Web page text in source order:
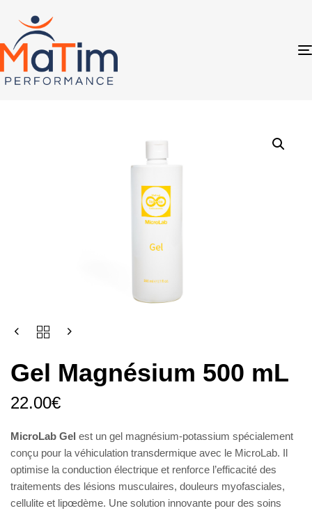
Gel Magnésium 500 mL
22.00€
MicroLab Gel est un gel magnésium-potassium spécialement
conçu pour la véhiculation transdermique avec le MicroLab. Il
optimise la conduction électrique et renforce l’efficacité des
traitements des lésions musculaires, douleurs myofasciales,
cellulite et lipœdème. Une solution innovante pour des soins